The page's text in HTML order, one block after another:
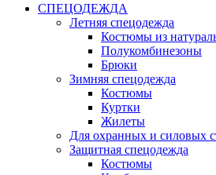
СПЕЦОДЕЖДА
Летняя спецодежда
Костюмы из
Полукомбинезоны
Брюки
Зимняя спецодежда
Костюмы
Куртки
Жилеты
Для охранных и силовых
Защитная спецодежда
Костюмы